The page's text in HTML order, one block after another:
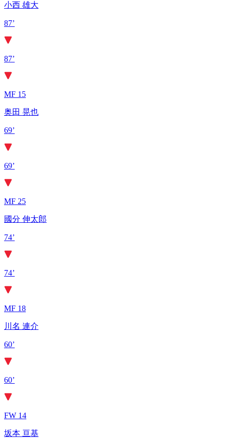
小西 雄大
87’
87’
MF 15
奥田 晃也
69’
69’
MF 25
國分 伸太郎
74’
74’
MF 18
川名 連介
60’
60’
FW 14
坂本 亘基